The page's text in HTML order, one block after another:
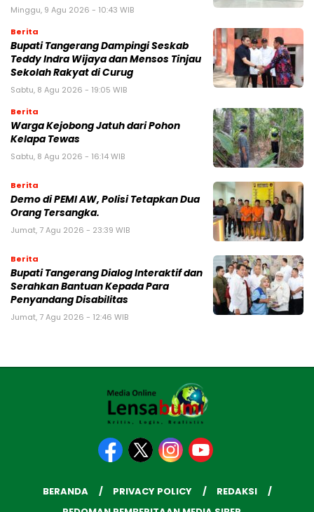
Minggu, 9 Agu 2026 - 10:43 WIB
Berita
Bupati Tangerang Dampingi Seskab
Teddy Indra Wijaya dan Mensos Tinjau
Sekolah Rakyat di Curug
Sabtu, 8 Agu 2026 - 19:05 WIB
Berita
Warga Kejobong Jatuh dari Pohon
Kelapa Tewas
Sabtu, 8 Agu 2026 - 16:14 WIB
Berita
Demo di PEMI AW, Polisi Tetapkan Dua
Orang Tersangka.
Jumat, 7 Agu 2026 - 23:39 WIB
Berita
Bupati Tangerang Dialog Interaktif dan
Serahkan Bantuan Kepada Para
Penyandang Disabilitas
Jumat, 7 Agu 2026 - 12:46 WIB
BERANDA PRIVACY POLICY
REDAKSI